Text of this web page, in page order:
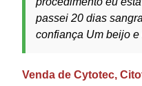
passei 20 dias
confiança Um beijo e
Venda de Cytotec,